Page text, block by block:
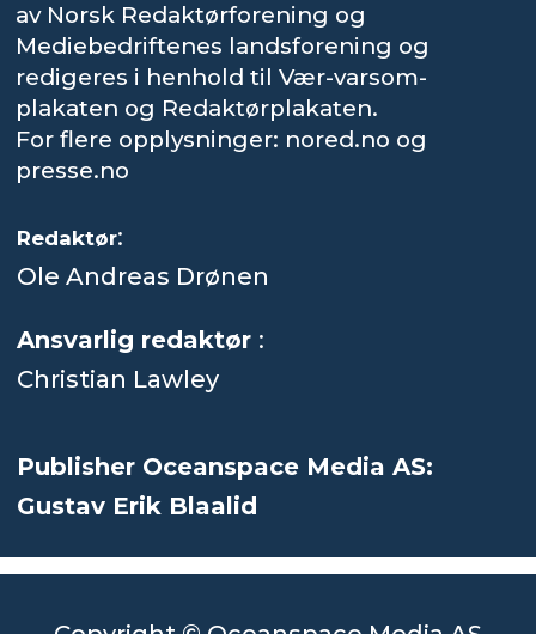
av Norsk Redaktørforening og
Mediebedriftenes landsforening og
redigeres i henhold til Vær-varsom-
plakaten og Redaktørplakaten.
For flere opplysninger: nored.no og
presse.no
Redaktør:
Ole Andreas Drønen
Ansvarlig redaktør :
Christian Lawley
Publisher Oceanspace Media AS:
Gustav Erik Blaalid